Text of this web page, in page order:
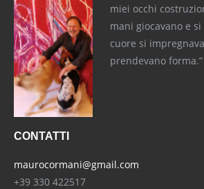
miei occhi
mani giocavano e
cuore si
prendevano forma.”
CONTATTI
maurocormani@gmail.com
+39 330 422517